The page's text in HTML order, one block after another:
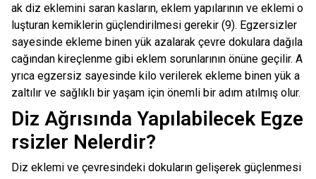
ak diz eklemini saran kasların, eklem yapılarının ve eklemi o
luşturan kemiklerin güçlendirilmesi gerekir (9). Egzersizler
sayesinde ekleme binen yük azalarak çevre dokulara dağıla
cağından kireçlenme gibi eklem sorunlarının önüne geçilir. A
yrıca egzersiz sayesinde kilo verilerek ekleme binen yük a
zaltılır ve sağlıklı bir yaşam için önemli bir adım atılmış olur.
Diz Ağrısında Yapılabilecek Egze
rsizler Nelerdir?
Diz eklemi ve çevresindeki dokuların gelişerek güçlenmesi